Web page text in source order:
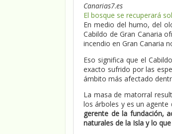
Canarias7.es
El bosque se recuperará
En medio del humo, del
Cabildo de Gran Canaria
incendio en Gran Canaria
Eso significa que el
exacto sufrido por las
ámbito más afectado
La masa de matorral
los árboles y es un
gerente de la fundación,
naturales de la Isla y lo